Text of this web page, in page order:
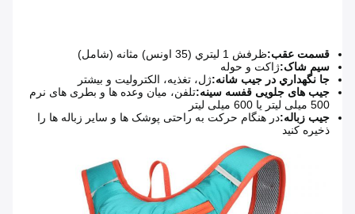
قسمت عقب:ظرفش 1 ليتري (35 اونس) مثانه (شامل)
سیم شاک:ژاکت و حوله
جا نگهداري در جيب شانه:ژل، تغذیه، الکترولیت و بیشتر
جیب های جلویی قفسه سینه:تلفن، میان وعده ها و بطری های نرم
500 میلی لیتر یا 600 میلی لیتر
جیب زباله:در هنگام حرکت به راحتی پوشک ها و سایر زباله ها را
ذخیره کنید